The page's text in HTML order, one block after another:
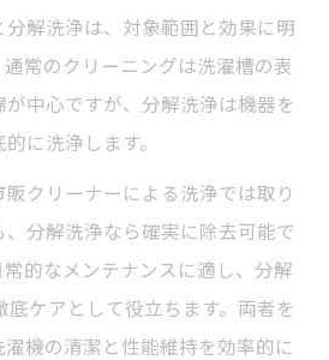
解洗浄は、対象範囲と効果に明
常のクリーニングは洗濯槽の表
中心ですが、分解洗浄は機器を
に洗浄します。
クリーナーによる洗浄では取り
分解洗浄なら確実に除去可能で
的なメンテナンスに適し、分解
ケアとして役立ちます。両者を
機の清潔と性能維持を効率的に